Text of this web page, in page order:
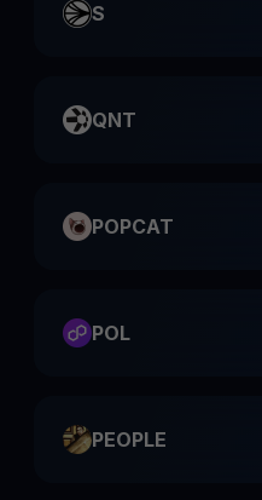
S
QNT
POPCAT
POL
PEOPLE